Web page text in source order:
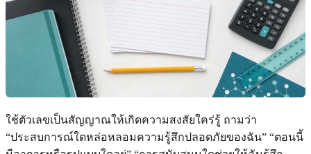
ใช้ตัวเลขเป็นสัญญาณให้เกิดความสงสัยใคร่รู้ ถามว่า
“ประสบการณ์ใดหล่อหลอมความรู้สึกปลอดภัยของฉัน” “ตอนนี้